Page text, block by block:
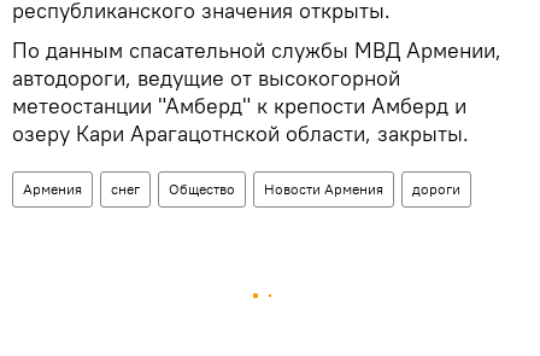
республиканского значения открыты.
По данным спасательной службы МВД Армении,
автодороги, ведущие от высокогорной
метеостанции "Амберд" к крепости Амберд и
озеру Кари Арагацотнской области, закрыты․
Армения снег Общество Новости Армения дороги